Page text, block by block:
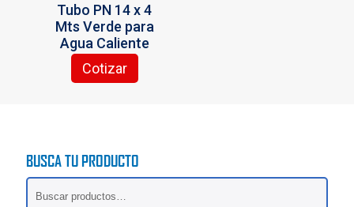
Tubo PN 14 x 4
Mts Verde para
Agua Caliente
Cotizar
BUSCA TU PRODUCTO